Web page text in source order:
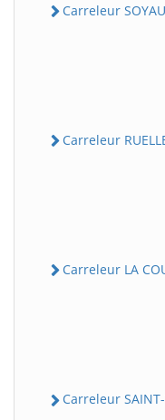
Carreleur
Carreleur
Carreleur LA
Carreleur SAINT-